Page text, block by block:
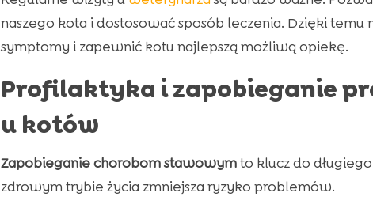
naszego kota i dostosować sposób leczenia. Dzięki
symptomy i zapewnić kotu najlepszą możliwą opiekę.
Profilaktyka i zapobieganie
u kotów
Zapobieganie chorobom stawowymto klucz do
zdrowym trybie życia zmniejsza ryzyko problemów.